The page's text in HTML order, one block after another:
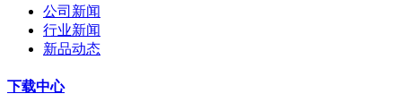
公司新闻
行业新闻
新品动态
下载中心